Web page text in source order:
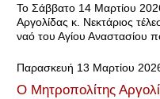
Το Σάββατο 14 Μαρτίου
Αργολίδας κ. Νεκτάριος
ναό του Αγίου Αναστασίου
Παρασκευή 13 Μαρτίου
Ο Μητροπολίτης